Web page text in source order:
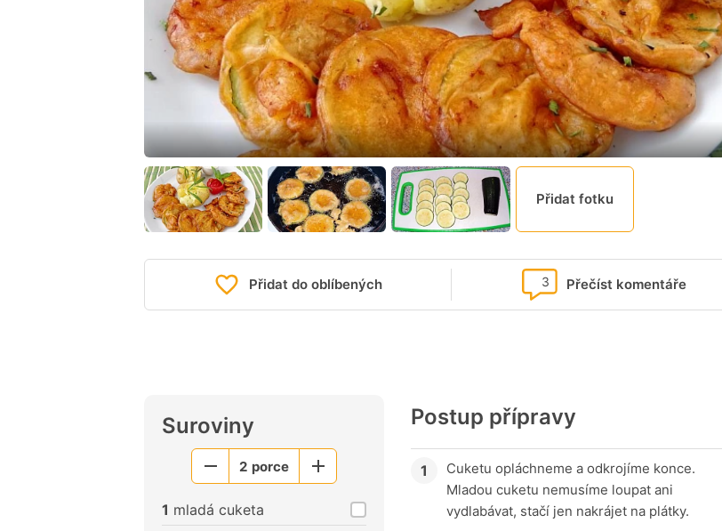
Přidat fotku
Přidat do oblíbených Přečíst komentáře
3
Suroviny
Menší
2 porce
Větší
1 mladá cuketa
Postup přípravy
Cuketu opláchneme a odkrojíme konce.
Mladou cuketu nemusíme loupat ani
vydlabávat, stačí jen nakrájet na plátky.